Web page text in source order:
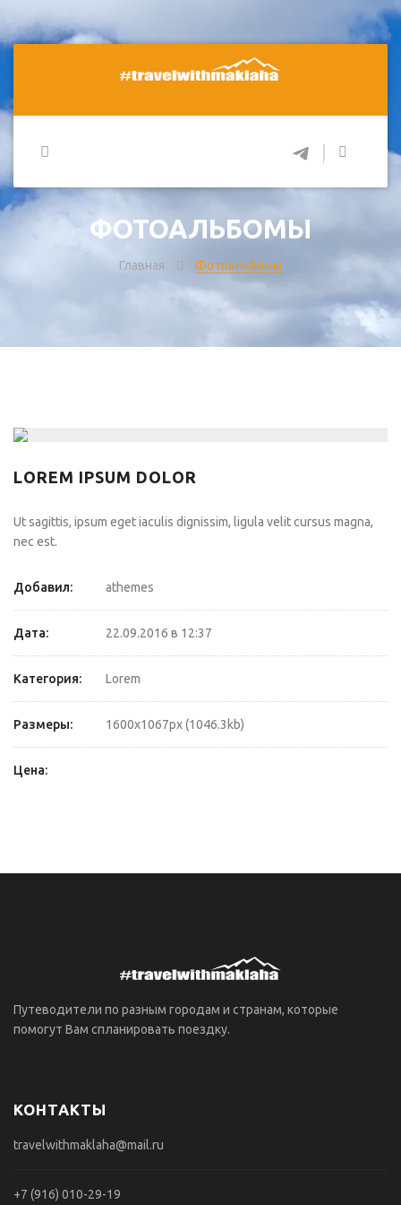
ФОТОАЛЬБОМЫ
Главная Фотоальбомы
LOREM IPSUM DOLOR
Ut sagittis, ipsum eget iaculis dignissim, ligula velit cursus magna,
nec est.
Добавил: athemes
Дата: 22.09.2016 в 12:37
Категория: Lorem
Размеры: 1600x1067px (1046.3kb)
Цена:
Путеводители по разным городам и странам, которые
помогут Вам спланировать поездку.
КОНТАКТЫ
travelwithmaklaha@mail.ru
+7 (916) 010-29-19